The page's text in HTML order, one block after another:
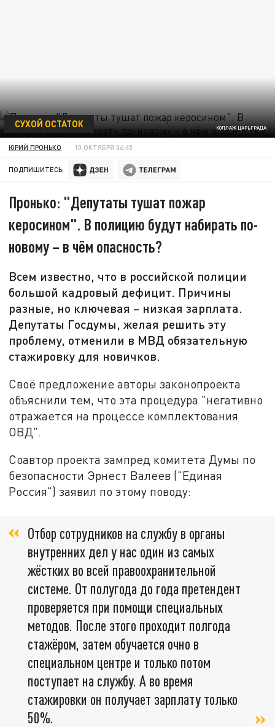
КОЛЛАЖ ЦАРЬГРАДА
СУХОЙ ОСТАТОК
ЮРИЙ ПРОНЬКО 10 ОКТЯБРЯ 06:45
ПОДПИШИТЕСЬ:
Пронько: "Депутаты тушат пожар
керосином". В полицию будут набирать по-
новому – в чём опасность?
Всем известно, что в российской полиции
большой кадровый дефицит. Причины
разные, но ключевая – низкая зарплата.
Депутаты Госдумы, желая решить эту
проблему, отменили в МВД обязательную
стажировку для новичков.
Своё предложение авторы законопроекта
объяснили тем, что эта процедура "негативно
отражается на процессе комплектования
ОВД".
Соавтор проекта зампред комитета Думы по
безопасности Эрнест Валеев ("Единая
Россия") заявил по этому поводу:
Отбор сотрудников на службу в органы
внутренних дел у нас один из самых
жёстких во всей правоохранительной
системе. От полугода до года претендент
проверяется при помощи специальных
методов. После этого проходит полгода
стажёром, затем обучается очно в
специальном центре и только потом
поступает на службу. А во время
стажировки он получает зарплату только
50%.